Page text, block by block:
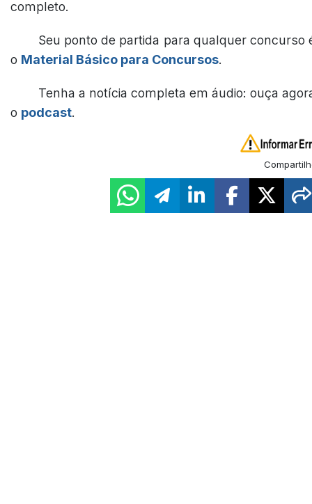
completo.
Seu ponto de partida para qualquer concurso
o Material Básico para Concursos.
Tenha a notícia completa em áudio: ouça
o podcast.